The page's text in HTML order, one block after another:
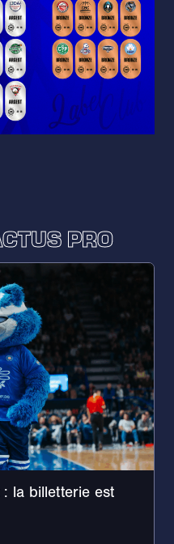
PRO
: la billetterie est